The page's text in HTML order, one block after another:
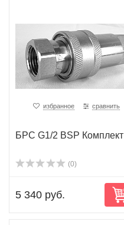
избранное сравнить
БРС G1/2 BSP Комплект
(0)
5 340 руб.